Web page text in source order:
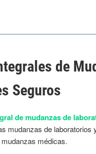
de
Seguros
de mudanzas de
mudanzas de laboratorios
médicas.